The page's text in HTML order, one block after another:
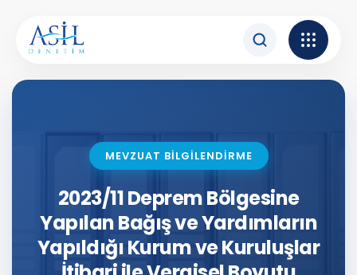
MEVZUAT BİLGİLENDİRME
2023/11 Deprem Bölgesine
Yapılan Bağış ve Yardımların
Yapıldığı Kurum ve Kuruluşlar